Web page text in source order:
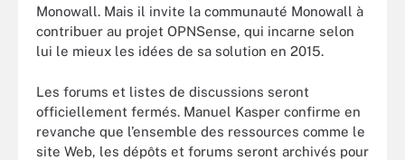
Monowall. Mais il invite la communauté Monowall à
contribuer au projet OPNSense, qui incarne selon
lui le mieux les idées de sa solution en 2015.
Les forums et listes de discussions seront
officiellement fermés. Manuel Kasper confirme en
revanche que l’ensemble des ressources comme le
site Web, les dépôts et forums seront archivés pour